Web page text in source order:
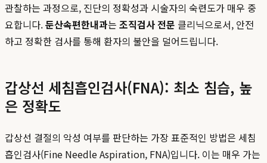
관찰하는 과정으로, 진단의 정확성과 시술자의 숙련도가 매우 중
요합니다.둔산속편한내과는 조직검사 전문 클리닉으로서, 안전
하고 정확한 검사를 통해 환자의 불안을 덜어드립니다.
갑상선 세침흡인검사(FNA): 최소 침습, 높
은 정확도
갑상선 결절의 악성 여부를 판단하는 가장 표준적인 방법은 세침
흡인검사(Fine Needle Aspiration, FNA)입니다. 이는 매우 가는